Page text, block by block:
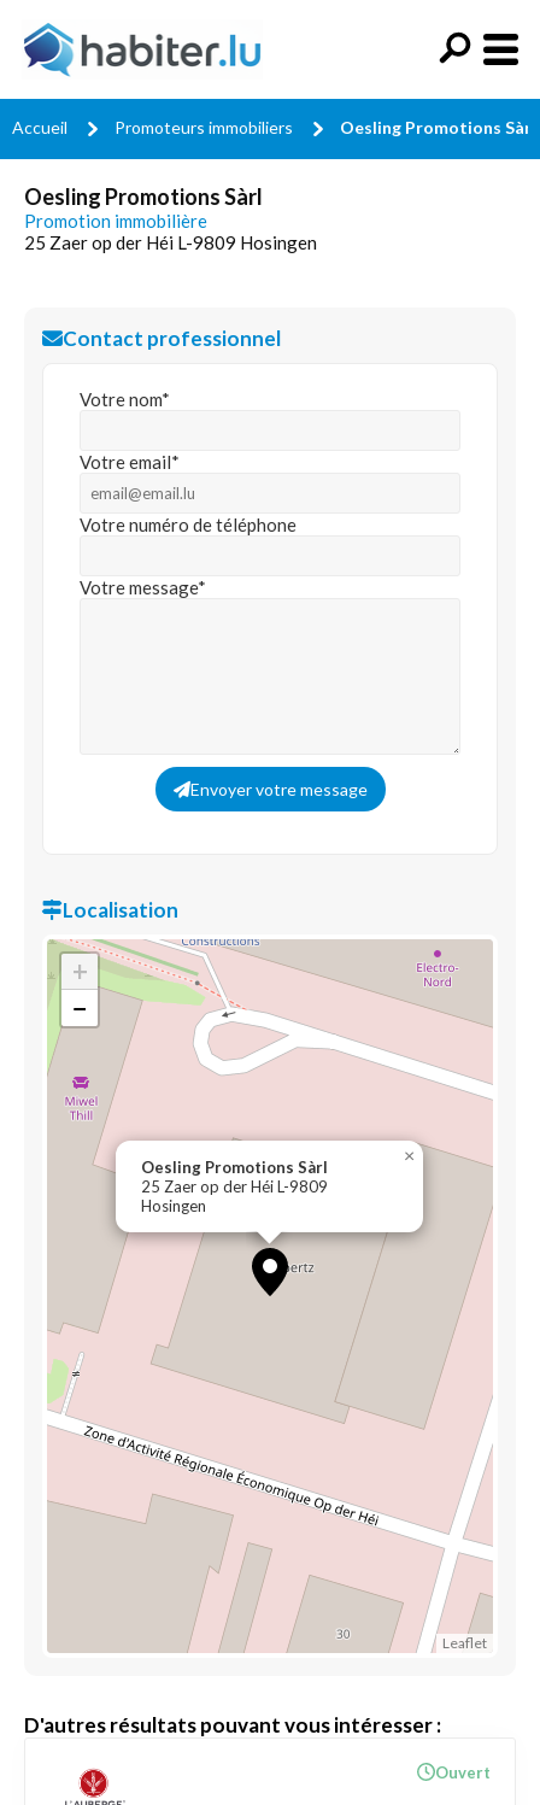
Accueil Promoteurs immobiliers Oesling Promotions Sàrl
Oesling Promotions Sàrl
Promotion immobilière
25 Zaer op der Héi L-9809 Hosingen
Contact professionnel
Votre nom*
Votre email*
Votre numéro de téléphone
Votre message*
Envoyer votre message
Localisation
Oesling Promotions Sàrl
25 Zaer op der Héi L-9809
Hosingen
×
+
−
Leaflet
D'autres résultats pouvant vous intéresser :
Ouvert